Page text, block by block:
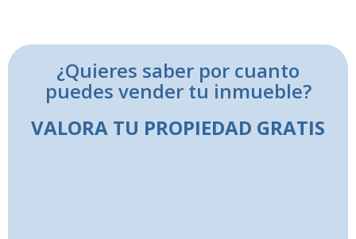
¿Quieres saber por cuanto
puedes vender tu inmueble?
VALORA TU PROPIEDAD GRATIS